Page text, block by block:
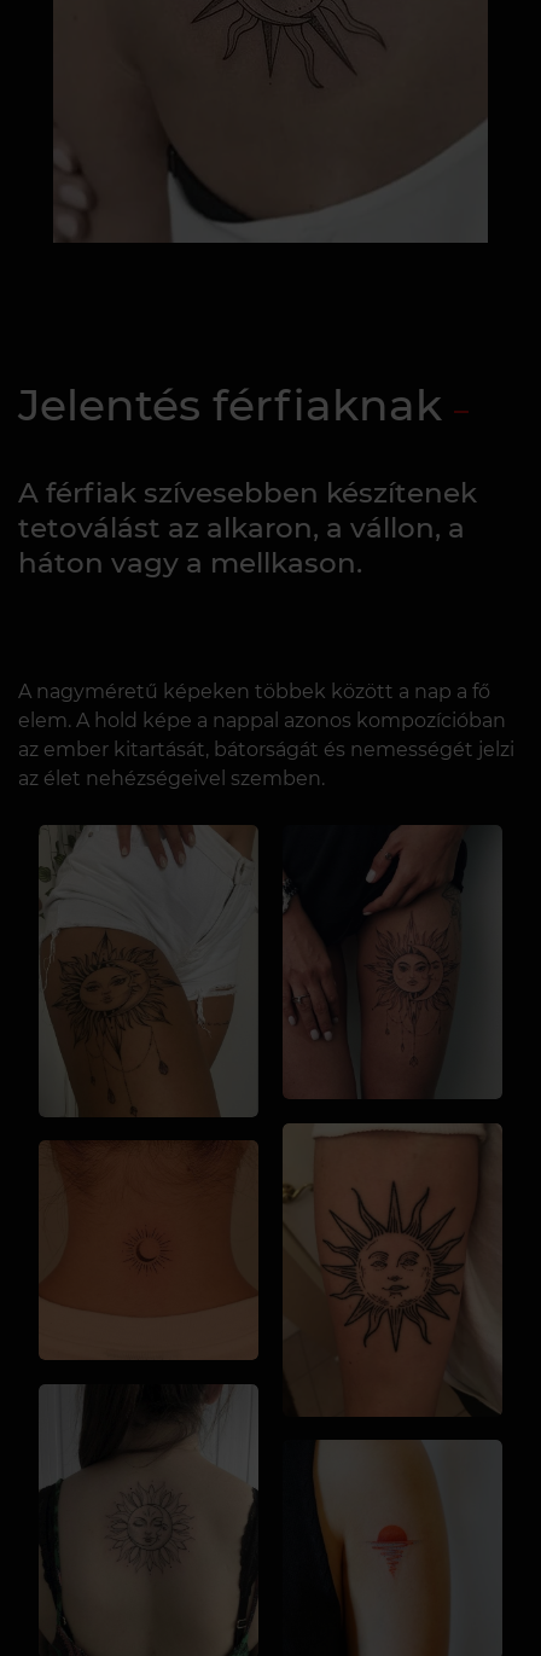
Jelentés férfiaknak
A férfiak szívesebben készítenek
tetoválást az alkaron, a vállon, a
háton vagy a mellkason.
A nagyméretű képeken többek között a nap a fő
elem. A hold képe a nappal azonos kompozícióban
az ember kitartását, bátorságát és nemességét jelzi
az élet nehézségeivel szemben.